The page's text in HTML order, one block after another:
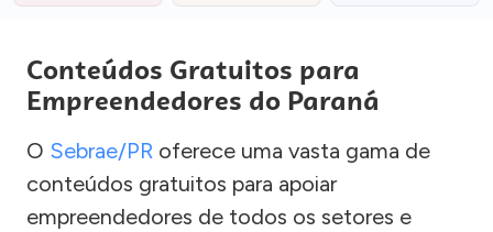
Conteúdos Gratuitos para
Empreendedores do Paraná
O Sebrae/PR oferece uma vasta gama de
conteúdos gratuitos para apoiar
empreendedores de todos os setores e